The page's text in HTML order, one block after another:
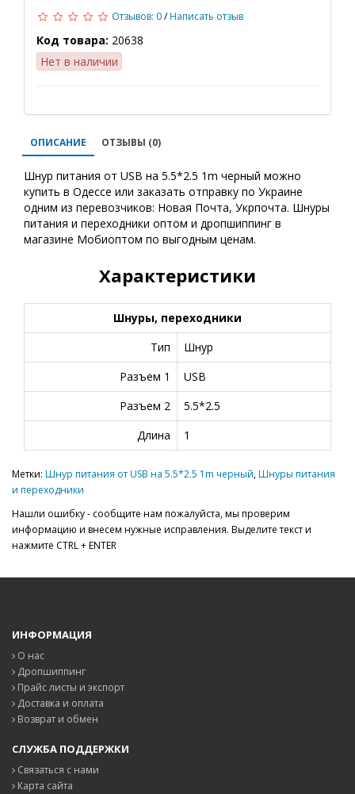
Отзывов: 0/Написать отзыв
Код товара: 20638
Нет в наличии
ОПИСАНИЕ ОТЗЫВЫ (0)
Шнур питания от USB на 5.5*2.5 1m черный можно
купить в Одессе или заказать отправку по Украине
одним из перевозчиков: Новая Почта, Укрпочта. Шнуры
питания и переходники оптом и дропшиппинг в
магазине Мобиоптом по выгодным ценам.
Характеристики
Шнуры, переходники
Тип
Шнур
Разъем 1
USB
Разъем 2
5.5*2.5
Длина
1
Метки: Шнур питания от USB на 5.5*2.5 1m черный,Шнуры питания
и переходники
Нашли ошибку - сообщите нам пожалуйста, мы проверим
информацию и внесем нужные исправления. Выделите текст и
нажмите CTRL + ENTER
ИНФОРМАЦИЯ
О нас
Дропшиппинг
Прайс листы и экспорт
Доставка и оплата
Возврат и обмен
СЛУЖБА ПОДДЕРЖКИ
Связаться с нами
Карта сайта